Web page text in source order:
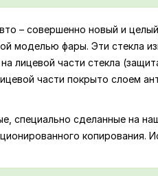
– совершенно новый и
моделью фары. Эти стекла
лицевой части стекла
части покрыто слоем
специально сделанные на
копирования.